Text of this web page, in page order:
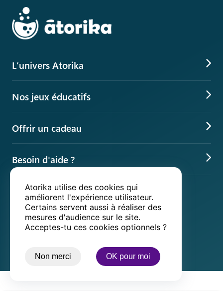
Atorika utilise des cookies qui
améliorent l'expérience utilisateur.
Certains servent aussi à réaliser des
mesures d'audience sur le site.
Acceptes-tu ces cookies optionnels ?
Non merci OK pour moi
L’univers Atorika
Box d’activités manuelles
Parcs indoor éducatifs
L'univers Science
Google play App store
Nos jeux éducatifs
Jeux pédagogiques
Jeux de cartes
Jeux gratuits
Jeux à deux
Offrir un cadeau
Cadeau de Noël
Cadeau d'anniversaire
Idée cadeau original
Idées anniversaire enfant
Besoin d'aide ?
Suivre ma commande
Questions fréquentes
Centre d'assistance
Nos paiements sécurisés
Nos livreurs partenaires